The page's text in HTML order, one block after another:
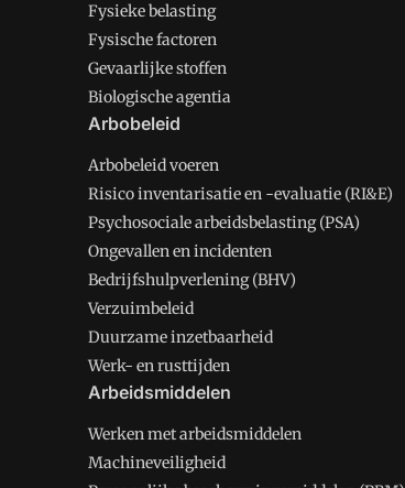
Fysieke belasting
Fysische factoren
Gevaarlijke stoffen
Biologische agentia
Arbobeleid
Arbobeleid voeren
Risico inventarisatie en -evaluatie (RI&E)
Psychosociale arbeidsbelasting (PSA)
Ongevallen en incidenten
Bedrijfshulpverlening (BHV)
Verzuimbeleid
Duurzame inzetbaarheid
Werk- en rusttijden
Arbeidsmiddelen
Werken met arbeidsmiddelen
Machineveiligheid